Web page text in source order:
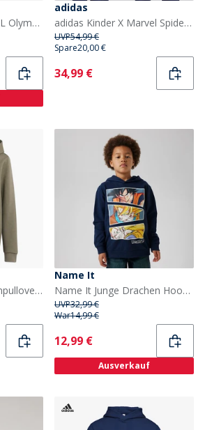
adidas Junior Junge OL Olympique Lyon Trainingstop Team Power Red 2
adidas
adidas Kinder X Marvel Spider Man Trainingsjacke Dark Blue/Off White
UVP54,99 €
Spare20,00 €
Current
34,99 €
adidas Junge Kapuzenpullover mit Tarnmuster-Grafik Olive Strata
Name It
Name It Junge Drachen Hoodie Navy Blazer
UVP32,99 €
War14,99 €
Current
12,99 €
Ausverkauf